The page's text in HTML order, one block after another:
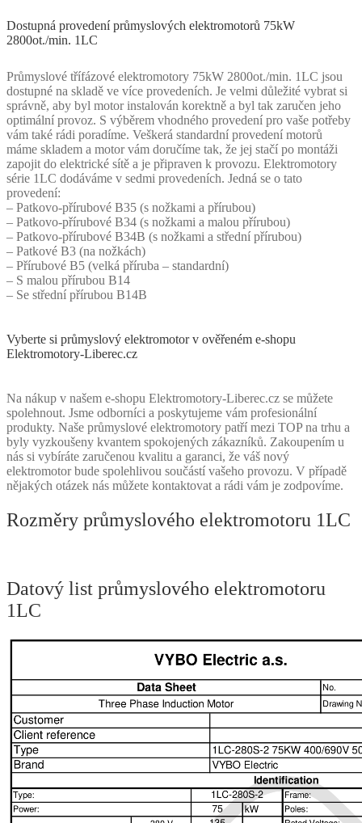
Dostupná provedení průmyslových elektromotorů 75kW
2800ot./min. 1LC
Průmyslové třífázové elektromotory 75kW 2800ot./min. 1LC jsou
dostupné na skladě ve více provedeních. Je velmi důležité vybrat si
správně, aby byl motor instalován korektně a byl tak zaručen jeho
optimální provoz. S výběrem vhodného provedení pro vaše potřeby
vám také rádi poradíme. Veškerá standardní provedení motorů
máme skladem a motor vám doručíme tak, že jej stačí po montáži
zapojit do elektrické sítě a je připraven k provozu. Elektromotory
série 1LC dodáváme v sedmi provedeních. Jedná se o tato
provedení:
– Patkovo-přírubové B35 (s nožkami a přírubou)
– Patkovo-přírubové B34 (s nožkami a malou přírubou)
– Patkovo-přírubové B34B (s nožkami a střední přírubou)
– Patkové B3 (na nožkách)
– Přírubové B5 (velká příruba – standardní)
– S malou přírubou B14
– Se střední přírubou B14B
Vyberte si průmyslový elektromotor v ověřeném e-shopu
Elektromotory-Liberec.cz
Na nákup v našem e-shopu Elektromotory-Liberec.cz se můžete
spolehnout. Jsme odborníci a poskytujeme vám profesionální
produkty. Naše průmyslové elektromotory patří mezi TOP na trhu a
byly vyzkoušeny kvantem spokojených zákazníků. Zakoupením u
nás si vybíráte zaručenou kvalitu a garanci, že váš nový
elektromotor bude spolehlivou součástí vašeho provozu. V případě
nějakých otázek nás můžete kontaktovat a rádi vám je zodpovíme.
Rozměry průmyslového elektromotoru 1LC
Datový list průmyslového elektromotoru
1LC